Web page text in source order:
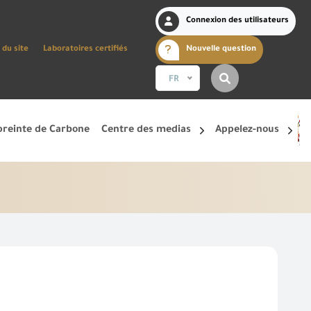
du site Laboratoires certifiés
Connexion des utilisateurs
Nouvelle question
FR
de Carbone Centre des medias Appelez-nous